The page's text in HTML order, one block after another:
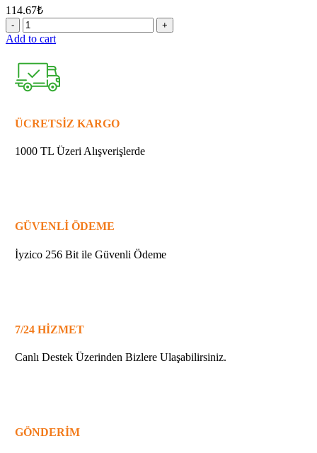
114.67₺
31
-
324216-
O-
quantity
Add to cart
ÜCRETSİZ KARGO
1000 TL Üzeri Alışverişlerde
GÜVENLİ ÖDEME
İyzico 256 Bit ile Güvenli Ödeme
7/24 HİZMET
Canlı Destek Üzerinden Bizlere Ulaşabilirsiniz.
GÖNDERİM